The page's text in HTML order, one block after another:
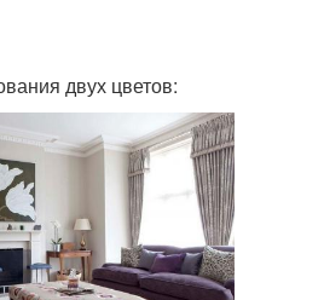
двух цветов: